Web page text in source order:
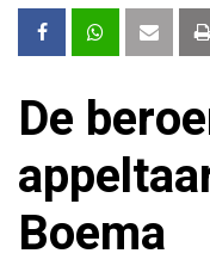
De
Boema